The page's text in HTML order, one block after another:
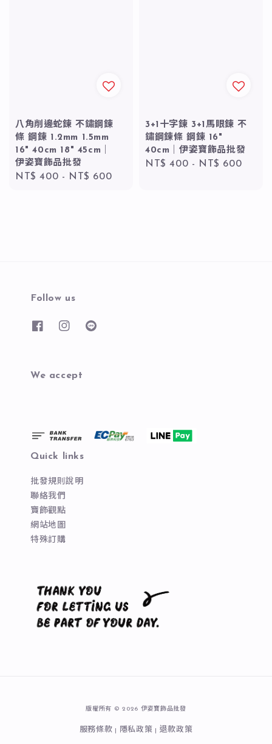
八角削邊蛇鍊 不鏽鋼鍊
條 鋼鍊 1.2mm 1.5mm
16" 40cm 18" 45cm｜
伊姿寶飾品批發
Regular
NT$ 400 - NT$ 600
3+1十字鍊 3+1馬眼鍊 不
鏽鋼鍊條 鋼鍊 16"
40cm｜伊姿寶飾品批發
Regular
NT$ 400 - NT$ 600
Follow us
We accept
Quick links
批發規則說明
聯絡我們
寶飾觀點
網站地圖
特殊訂購
版權所有 © 2026 伊姿寶飾品批發
服務條款 | 隱私政策 | 退款政策